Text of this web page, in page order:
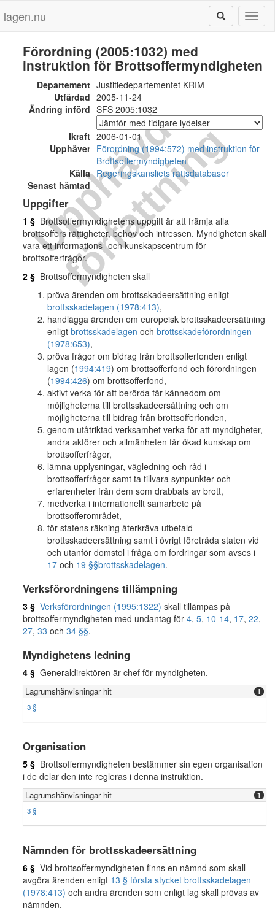
lagen.nu
U
p
p
h
ä
v
d
f
ö
r
f
a
t
t
n
i
n
g
Förordning (2005:1032) med
instruktion för Brottsoffermyndigheten
Departement Justitiedepartementet KRIM
Utfärdad 2005-11-24
Ändring införd SFS 2005:1032
Ikraft 2006-01-01
Upphäver Förordning (1994:572) med instruktion för
Brottsoffermyndigheten
Källa Regeringskansliets rättsdatabaser
Senast hämtad
Uppgifter
1 § Brottsoffermyndighetens uppgift är att främja alla
brottsoffers rättigheter, behov och intressen. Myndigheten skall
vara ett informations- och kunskapscentrum för
brottsofferfrågor.
2 § Brottsoffermyndigheten skall
pröva ärenden om brottsskadeersättning enligt
brottsskadelagen (1978:413),
handlägga ärenden om europeisk brottsskadeersättning
enligt brottsskadelagen och brottsskadeförordningen
(1978:653),
pröva frågor om bidrag från brottsofferfonden enligt
lagen (1994:419) om brottsofferfond och förordningen
(1994:426) om brottsofferfond,
aktivt verka för att berörda får kännedom om
möjligheterna till brottsskadeersättning och om
möjligheterna till bidrag från brottsofferfonden,
genom utåtriktad verksamhet verka för att myndigheter,
andra aktörer och allmänheten får ökad kunskap om
brottsofferfrågor,
lämna upplysningar, vägledning och råd i
brottsofferfrågor samt ta tillvara synpunkter och
erfarenheter från dem som drabbats av brott,
medverka i internationellt samarbete på
brottsofferområdet,
för statens räkning återkräva utbetald
brottsskadeersättning samt i övrigt företräda staten vid
och utanför domstol i fråga om fordringar som avses i
17 och 19 §§brottsskadelagen.
Verksförordningens tillämpning
3 § Verksförordningen (1995:1322) skall tillämpas på
brottsoffermyndigheten med undantag för 4, 5, 10-14, 17, 22,
27, 33 och 34 §§.
Myndighetens ledning
4 § Generaldirektören är chef för myndigheten.
Lagrumshänvisningar hit 1
3 §
Organisation
5 § Brottsoffermyndigheten bestämmer sin egen organisation
i de delar den inte regleras i denna instruktion.
Lagrumshänvisningar hit 1
3 §
Nämnden för brottsskadeersättning
6 § Vid brottsoffermyndigheten finns en nämnd som skall
avgöra ärenden enligt 13 § första stycket brottsskadelagen
(1978:413) och andra ärenden som enligt lag skall prövas av
nämnden.